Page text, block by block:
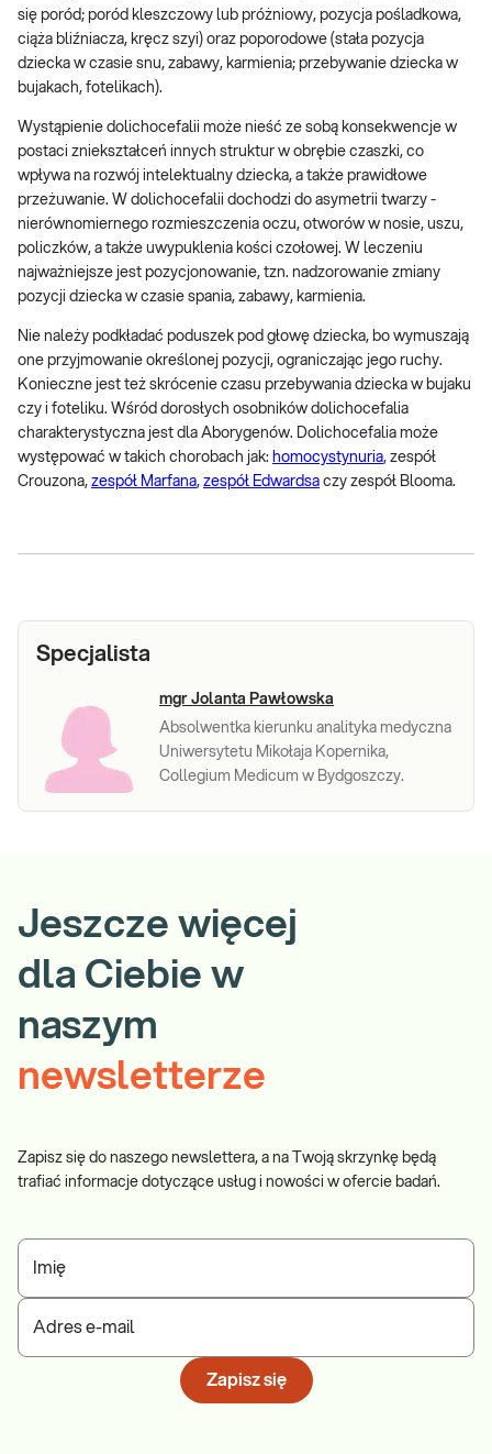
się poród; poród kleszczowy lub próżniowy, pozycja pośladkowa,
ciąża bliźniacza, kręcz szyi) oraz poporodowe (stała pozycja
dziecka w czasie snu, zabawy, karmienia; przebywanie dziecka w
bujakach, fotelikach).
Wystąpienie dolichocefalii może nieść ze sobą konsekwencje w
postaci zniekształceń innych struktur w obrębie czaszki, co
wpływa na rozwój intelektualny dziecka, a także prawidłowe
przeżuwanie. W dolichocefalii dochodzi do asymetrii twarzy -
nierównomiernego rozmieszczenia oczu, otworów w nosie, uszu,
policzków, a także uwypuklenia kości czołowej. W leczeniu
najważniejsze jest pozycjonowanie, tzn. nadzorowanie zmiany
pozycji dziecka w czasie spania, zabawy, karmienia.
Nie należy podkładać poduszek pod głowę dziecka, bo wymuszają
one przyjmowanie określonej pozycji, ograniczając jego ruchy.
Konieczne jest też skrócenie czasu przebywania dziecka w bujaku
czy i foteliku. Wśród dorosłych osobników dolichocefalia
charakterystyczna jest dla Aborygenów. Dolichocefalia może
występować w takich chorobach jak: homocystynuria, zespół
Crouzona, zespół Marfana, zespół Edwardsa czy zespół Blooma.
Specjalista
mgr Jolanta Pawłowska
Absolwentka kierunku analityka medyczna
Uniwersytetu Mikołaja Kopernika,
Collegium Medicum w Bydgoszczy.
Jeszcze więcej
dla Ciebie w
naszym
newsletterze
Zapisz się do naszego newslettera, a na Twoją skrzynkę będą
trafiać informacje dotyczące usług i nowości w ofercie badań.
Imię
Adres e-mail
Zapisz się